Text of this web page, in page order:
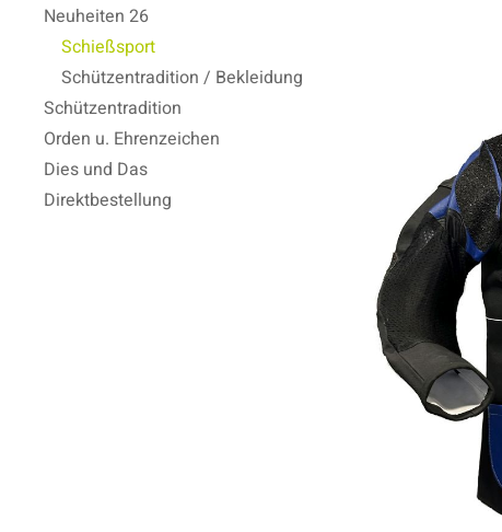
Neuheiten 26
Schießsport
Schützentradition / Bekleidung
Schützentradition
Orden u. Ehrenzeichen
Dies und Das
Direktbestellung